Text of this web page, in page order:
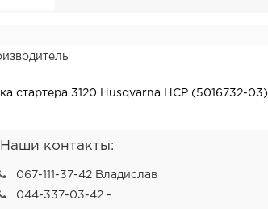
стартера 3120 Husqvarna HCP (5016732-03)
Наши контакты:
067-111-37-42 Владислав
044-337-03-42 -